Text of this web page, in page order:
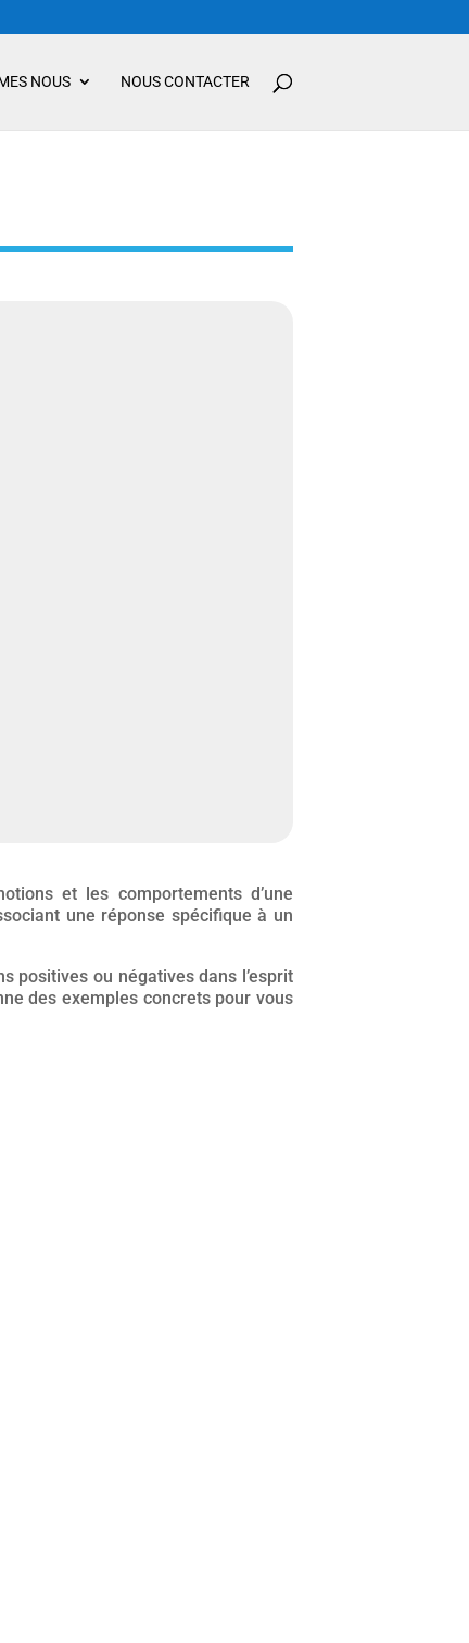
NOUS NOUS CONTACTER
et les comportements d’une
une réponse spécifique à un
positives ou négatives dans l’esprit
des exemples concrets pour vous